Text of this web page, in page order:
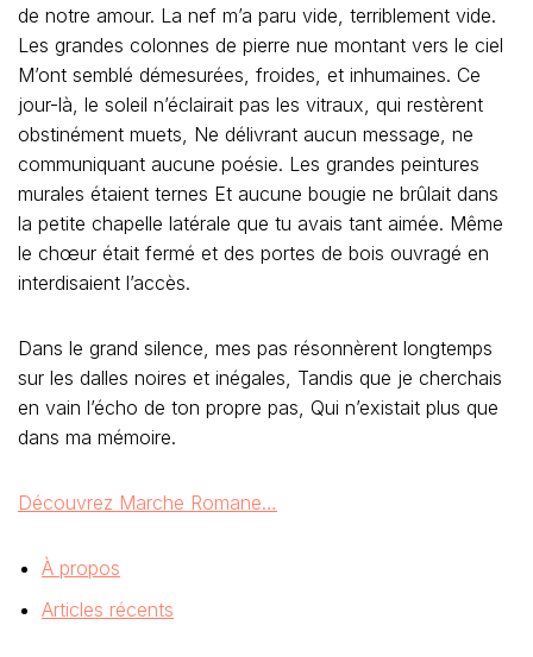
de notre amour. La nef m’a paru vide, terriblement vide.
Les grandes colonnes de pierre nue montant vers le ciel
M’ont semblé démesurées, froides, et inhumaines. Ce
jour-là, le soleil n’éclairait pas les vitraux, qui restèrent
obstinément muets, Ne délivrant aucun message, ne
communiquant aucune poésie. Les grandes peintures
murales étaient ternes Et aucune bougie ne brûlait dans
la petite chapelle latérale que tu avais tant aimée. Même
le chœur était fermé et des portes de bois ouvragé en
interdisaient l’accès.
Dans le grand silence, mes pas résonnèrent longtemps
sur les dalles noires et inégales, Tandis que je cherchais
en vain l’écho de ton propre pas, Qui n’existait plus que
dans ma mémoire.
Découvrez Marche Romane…
À propos
Articles récents